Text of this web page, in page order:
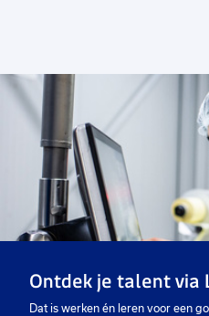
Ontdek je talent via
Dat is werken én leren voor een